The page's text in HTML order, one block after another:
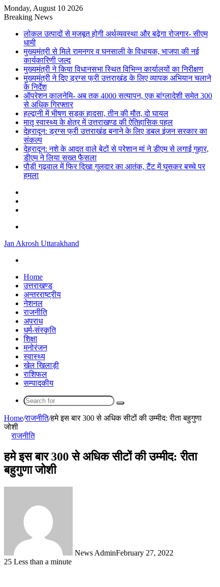
Monday, August 10 2026
Breaking News
लोकल उत्पादों से मजबूत होगी अर्थव्यवस्था और बढ़ेगा रोजगार- सीएम
धामी
मुख्यमंत्री से मिले रामनगर व घनसाली के विधायक, भाजपा की नई
कार्यकारिणी जल्द
मुख्यमंत्री ने किया विधानसभा स्थित विभिन्न कार्यालयों का निरीक्षण
मुख्यमंत्री ने दिए ड्रग्स फ्री उत्तराखंड के लिए व्यापक अभियान चलाने
के निर्देश
ऑपरेशन कालनेमि- अब तक 4000 सत्यापन, एक बांग्लादेशी समेत 300
से अधिक गिरफ्तार
हल्द्वानी में भीषण सड़क हादसा, तीन की मौत, दो घायल
मातृ स्वास्थ्य के क्षेत्र में उत्तराखण्ड की ऐतिहासिक पहल
देहरादून: ड्रग्स फ्री उत्तराखंड बनाने के लिए डबल इंजन सरकार का
संकल्प
देहरादून: नशे के आदत वाले बेटों से परेशान मां ने डीएम से लगाई गुहार,
डीएम ने लिया सख्त फैसला
पौड़ी गढ़वाल में फिर दिखा गुलदार का आतंक, टैंट में घुसकर बच्चे पर
हमला
Jan Akrosh Uttarakhand
Home
उत्तराखण्ड
अन्तरराष्ट्रीय
नेशनल
राजनीति
अपराध
धर्म-संस्कृति
शिक्षा
मनोरंजन
स्वास्थ्य
खेल खिलाड़ी
राशिफल
सम्पादकीय
Search
for
Home/राजनीति/हमे इस बार 300 से अधिक सीटों की उम्मीद: रीता बहुगुणा
जोशी
राजनीति
हमे इस बार 300 से अधिक सीटों की उम्मीद: रीता
बहुगुणा जोशी
News AdminFebruary 27, 2022
25 Less than a minute